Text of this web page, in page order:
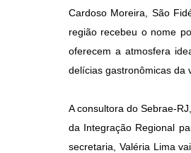
Cardoso Moreira, São
região recebeu o nome
oferecem a atmosfera
delícias gastronômicas da
A consultora do Sebrae-
da Integração Regional
secretaria, Valéria Lima